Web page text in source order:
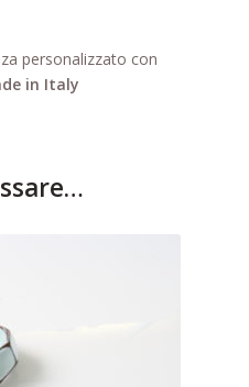
personalizzato con
in Italy